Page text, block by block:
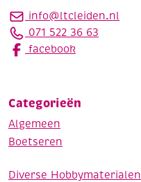
info@ltcleiden.nl
071 522 36 63
facebook
Categorieën
Algemeen
Boetseren
Diverse Hobbymaterialen